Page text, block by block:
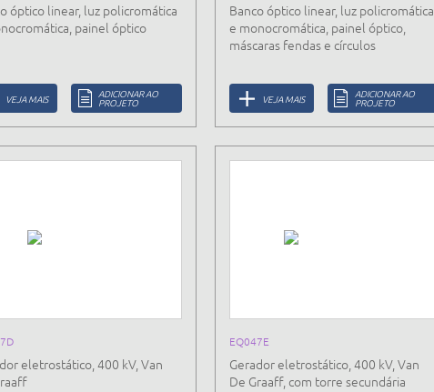
óptico linear, luz policromática
painel óptico
VEJA MAIS ADICIONAR AO
PROJETO
Banco óptico linear, luz policromática
e monocromática, painel óptico,
máscaras fendas e círculos
VEJA MAIS ADICIONAR AO
PROJETO
eletrostático, 400 kV, Van
EQ047E
Gerador eletrostático, 400 kV, Van
De Graaff, com torre secundária